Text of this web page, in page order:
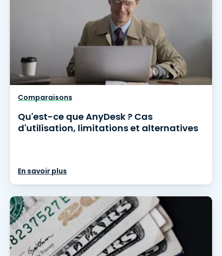
Comparaisons
Qu'est-ce que AnyDesk ? Cas
d'utilisation, limitations et alternatives
En savoir plus